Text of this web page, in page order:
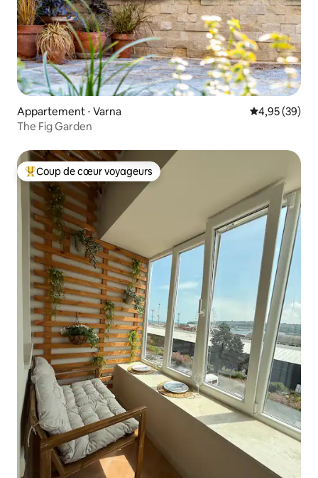
Appartement ⋅ Varna Évaluation
4,95 (39)
The Fig Garden
Coups de cœur voyageurs les plus appréciés
Coup de cœur voyageurs